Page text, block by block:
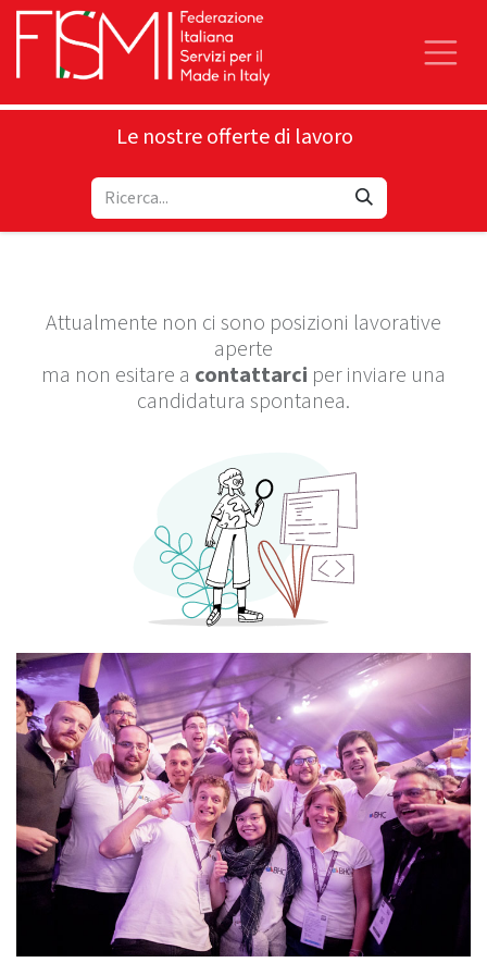
Le nostre offerte di lavoro
Attualmente non ci sono posizioni lavorative
aperte
ma non esitare a contattarci per inviare una
candidatura spontanea.